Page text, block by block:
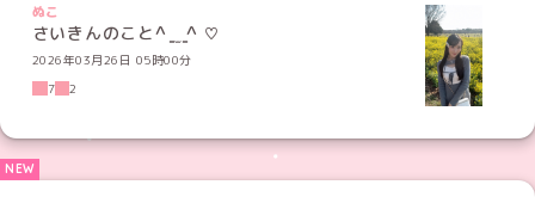
ぬこ
さいきんのこと^ ̳ ̫ ̳^ ♡
2026年03月26日 05時00分
7
2